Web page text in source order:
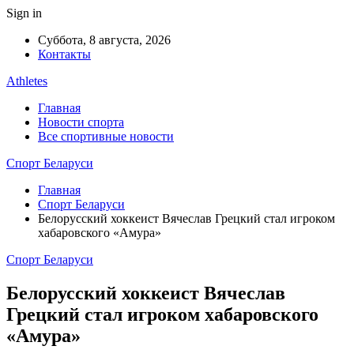
Sign in
Суббота, 8 августа, 2026
Контакты
Athletes
Главная
Новости спорта
Все спортивные новости
Спорт Беларуси
Главная
Спорт Беларуси
Белорусский хоккеист Вячеслав Грецкий стал игроком
хабаровского «Амура»
Спорт Беларуси
Белорусский хоккеист Вячеслав
Грецкий стал игроком хабаровского
«Амура»